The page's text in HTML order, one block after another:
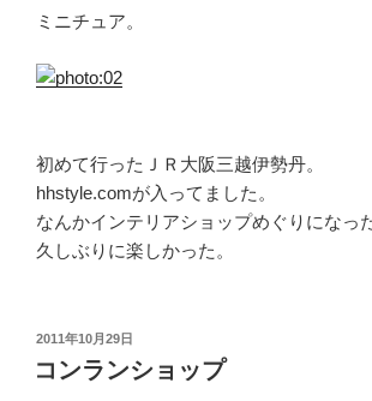
ミニチュア。
初めて行ったＪＲ大阪三越伊勢丹。
hhstyle.comが入ってました。
なんかインテリアショップめぐりになっ
久しぶりに楽しかった。
投
日:
2011年10月29日
コンランショップ